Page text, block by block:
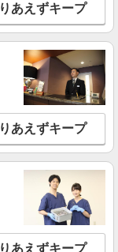
ザー資格をお持ちの
〜5000円/月支給 ※
すると16600円/月支
゜・。○。・゜+゜
細を見る
あえずキープ
あえずキープ
あえずキープ